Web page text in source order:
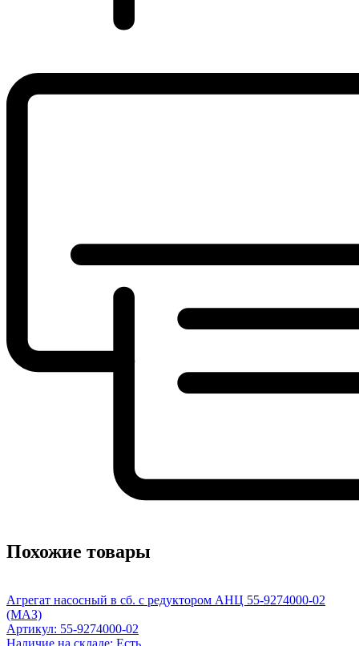
Похожие товары
Агрегат насосный в сб. с редуктором АНЦ 55-9274000-02
(МАЗ)
Артикул: 55-9274000-02